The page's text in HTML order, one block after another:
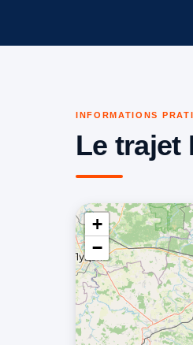
INFORMATIONS
Le trajet
+
−